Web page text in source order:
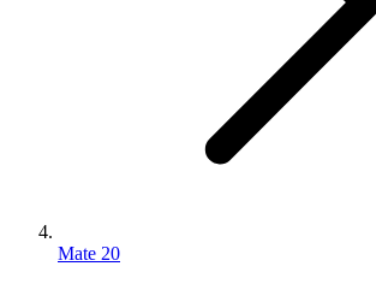
Mate 20